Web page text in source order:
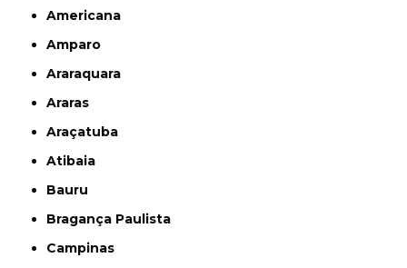
Americana
Amparo
Araraquara
Araras
Araçatuba
Atibaia
Bauru
Bragança Paulista
Campinas